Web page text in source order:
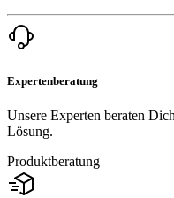
Expertenberatung
Unsere Experten beraten
Lösung.
Produktberatung